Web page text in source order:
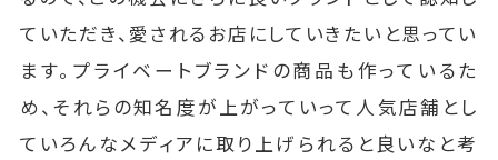
ていただき、愛されるお店にしていきたいと思ってい
ます。プライベートブランドの商品も作っているた
め、それらの知名度が上がっていって人気店舗とし
ていろんなメディアに取り上げられると良いなと考